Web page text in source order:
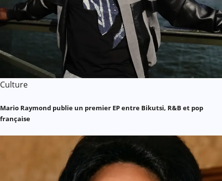
Culture
Mario Raymond publie un premier EP entre Bikutsi, R&B et pop
française